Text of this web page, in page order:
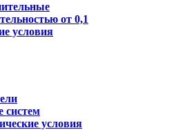
от 0,1
условия
систем
условия